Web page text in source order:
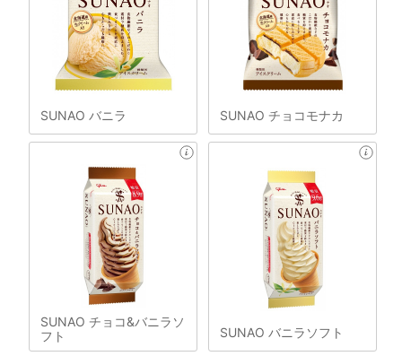
SUNAO バニラ SUNAO チョコモナカ
SUNAO チョコ&バニラソ
フト
SUNAO バニラソフト